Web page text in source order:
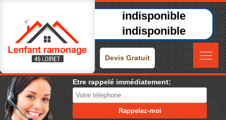
indisponible
indisponible
Devis Gratuit
Etre rappelé immédiatement: